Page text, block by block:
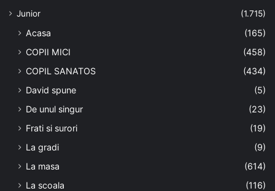
Junior
(1.715)
Acasa
(165)
COPII MICI
(458)
COPIL SANATOS
(434)
David spune
(5)
De unul singur
(23)
Frati si surori
(19)
La gradi
(9)
La masa
(614)
La scoala
(116)